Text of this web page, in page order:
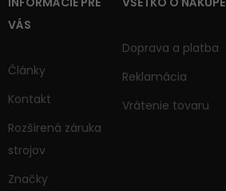
VÁS
Články
Kontakt
Rozšírená záruka
strojov
Značky
Doprava a platba
Reklamácia
Vrátenie tovaru